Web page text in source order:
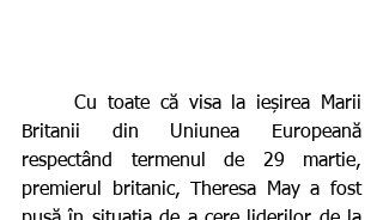
     Cu toate că visa la ieșirea Marii
Britanii din Uniunea Europeană
respectând termenul de 29 martie,
premierul britanic, Theresa May a fost